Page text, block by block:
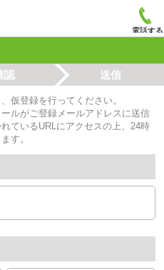
電話する
認 送信
仮登録を行ってください。
ルがご登録メールアドレスに送信
ているURLにアクセスの上、24時
す。